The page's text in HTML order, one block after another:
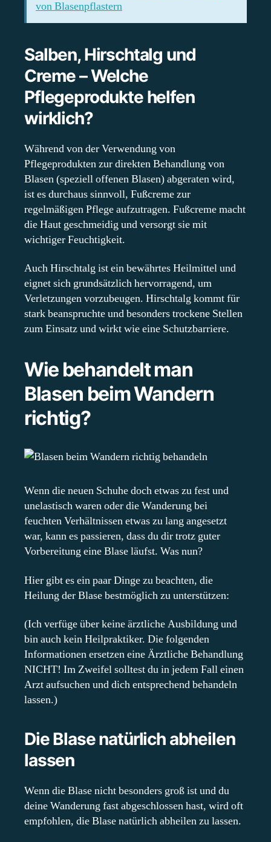
von Blasenpflastern
Salben, Hirschtalg und
Creme – Welche
Pflegeprodukte helfen
wirklich?
Während von der Verwendung von
Pflegeprodukten zur direkten Behandlung von
Blasen (speziell offenen Blasen) abgeraten wird,
ist es durchaus sinnvoll, Fußcreme zur
regelmäßigen Pflege aufzutragen. Fußcreme macht
die Haut geschmeidig und versorgt sie mit
wichtiger Feuchtigkeit.
Auch Hirschtalg ist ein bewährtes Heilmittel und
eignet sich grundsätzlich hervorragend, um
Verletzungen vorzubeugen. Hirschtalg kommt für
stark beanspruchte und besonders trockene Stellen
zum Einsatz und wirkt wie eine Schutzbarriere.
Wie behandelt man
Blasen beim Wandern
richtig?
Wenn die neuen Schuhe doch etwas zu fest und
unelastisch waren oder die Wanderung bei
feuchten Verhältnissen etwas zu lang angesetzt
war, kann es passieren, dass du dir trotz guter
Vorbereitung eine Blase läufst. Was nun?
Hier gibt es ein paar Dinge zu beachten, die
Heilung der Blase bestmöglich zu unterstützen:
(Ich verfüge über keine ärztliche Ausbildung und
bin auch kein Heilpraktiker. Die folgenden
Informationen ersetzen eine Ärztliche Behandlung
NICHT! Im Zweifel solltest du in jedem Fall einen
Arzt aufsuchen und dich entsprechend behandeln
lassen.)
Die Blase natürlich abheilen
lassen
Wenn die Blase nicht besonders groß ist und du
deine Wanderung fast abgeschlossen hast, wird oft
empfohlen, die Blase natürlich abheilen zu lassen.